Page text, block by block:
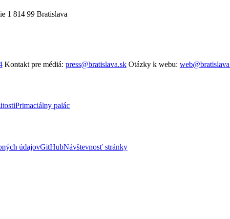
1 814 99 Bratislava
Kontakt pre médiá: press@bratislava.sk Otázky k webu:
Primaciálny palác
údajovGitHubNávštevnosť stránky